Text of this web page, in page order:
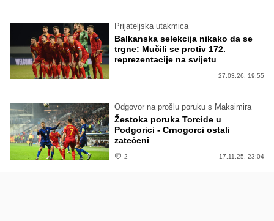
Prijateljska utakmica
Balkanska selekcija nikako da se
trgne: Mučili se protiv 172.
reprezentacije na svijetu
27.03.26. 19:55
Odgovor na prošlu poruku s Maksimira
Žestoka poruka Torcide u
Podgorici - Crnogorci ostali
zatečeni
2 17.11.25. 23:04